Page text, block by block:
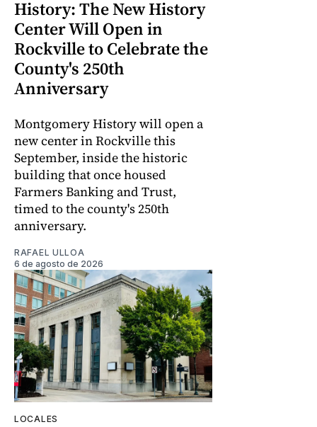
History: The New History
Center Will Open in
Rockville to Celebrate the
County's 250th
Anniversary
Montgomery History will open a
new center in Rockville this
September, inside the historic
building that once housed
Farmers Banking and Trust,
timed to the county's 250th
anniversary.
RAFAEL ULLOA
6 de agosto de 2026
LOCALES